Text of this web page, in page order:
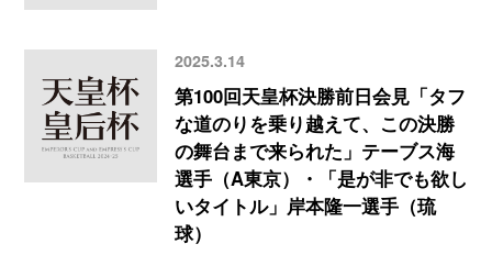
2025.3.14
第100回天皇杯決勝前日会見「タフ
な道のりを乗り越えて、この決勝
の舞台まで来られた」テーブス海
選手（A東京）・「是が非でも欲し
いタイトル」岸本隆一選手（琉
球）